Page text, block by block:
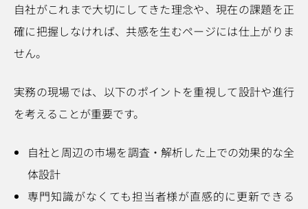
自社がこれまで大切にしてきた理念や、現在の課題を正
確に把握しなければ、共感を生むページには仕上がりま
せん。
実務の現場では、以下のポイントを重視して設計や進行
を考えることが重要です。
自社と周辺の市場を調査・解析した上での効果的な全
体設計
専門知識がなくても担当者様が直感的に更新できる